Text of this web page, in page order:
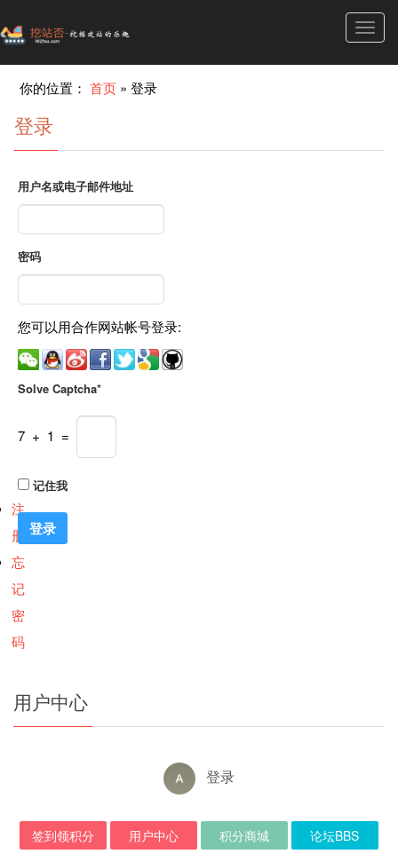
你的位置：首页 »登录
登录
用户名或电子邮件地址
密码
您可以用合作网站帐号登录:
Solve Captcha*
7 + 1 =
记住我
注
册
忘
记
密
码
用户中心
登录
签到领积分 用户中心 积分商城 论坛BBS